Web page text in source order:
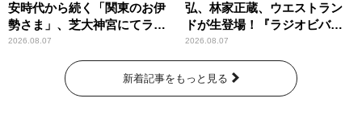
安時代から続く「関東のお伊
勢さま」、芝大神宮にてラン
パンプスが合格祈願！
2026.08.07
弘、林家正蔵、ウエストラン
ドが生登場！『ラジオビバリ
ー昼ズ』
2026.08.07
新着記事をもっと見る